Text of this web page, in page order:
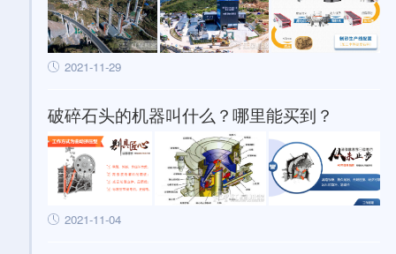
2021-11-29
破碎石头的机器叫什么？哪里能买到？
2021-11-04